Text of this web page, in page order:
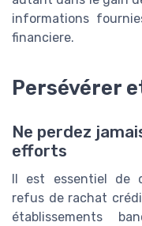
informations
financiere.
Persévérer
Ne perdez
efforts
Il est essentiel de
refus de rachat
établissements